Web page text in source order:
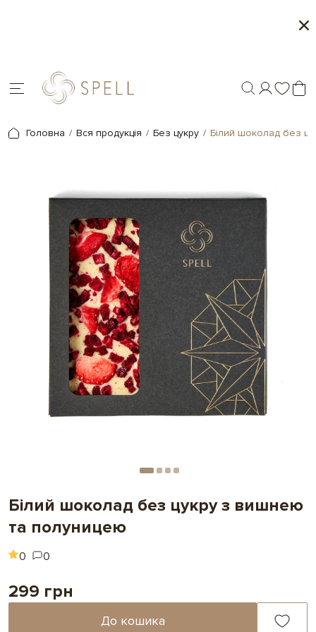
Головна Вся продукція Без цукру Білий шоколад без
Білий шоколад без цукру з вишнею
та полуницею
0 0
299 грн
До кошика